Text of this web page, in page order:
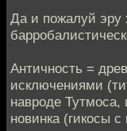
Да и пожалуй эру
Античность =
исключениями
навроде Тутмоса,
новинка (гикосы